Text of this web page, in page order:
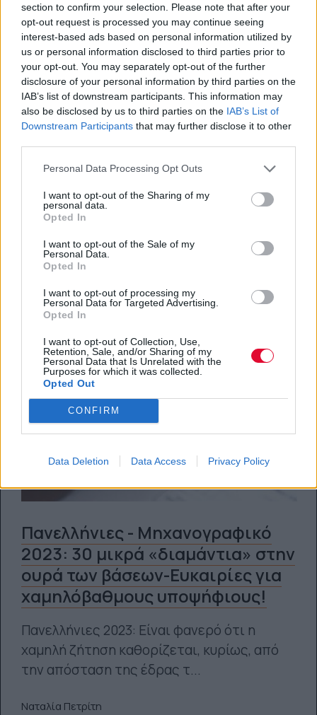
section to confirm your selection. Please note that after your
opt-out request is processed you may continue seeing
interest-based ads based on personal information utilized by
us or personal information disclosed to third parties prior to
your opt-out. You may separately opt-out of the further
disclosure of your personal information by third parties on the
IAB’s list of downstream participants. This information may
also be disclosed by us to third parties on the IAB’s List of
Downstream Participants that may further disclose it to other
Personal Data Processing Opt Outs
I want to opt-out of the Sharing of my
personal data.
Opted In
I want to opt-out of the Sale of my
Personal Data.
Opted In
I want to opt-out of processing my
Personal Data for Targeted Advertising.
Opted In
I want to opt-out of Collection, Use,
Retention, Sale, and/or Sharing of my
Personal Data that Is Unrelated with the
Purposes for which it was collected.
Opted Out
CONFIRM
Data Deletion Data Access Privacy Policy
Πανελλαδικές 2023: Τα μυστικά
του μηχανογραφικού: «Παγίδες»
και ευκαιρίες
μηχανογραφικό ο υποψήφιος μπορεί να
δηλώσει μέχρι και όλες τι...
04.07.2023
Πανελλήνιες - Μηχανογραφικό
2023: 30 μικρά «διαμάντια» στην
ουρά των βάσεων-Ευκαιρίες για
χαμηλόβαθμους υποψήφιους!
Πανελλήνιες 2023: Είναι φανερό ότι η
χαμηλή ζήτηση καθορίζεται, κυρίως, από
την απόσταση της έδρας τ...
Ναταλία Πετρίτη